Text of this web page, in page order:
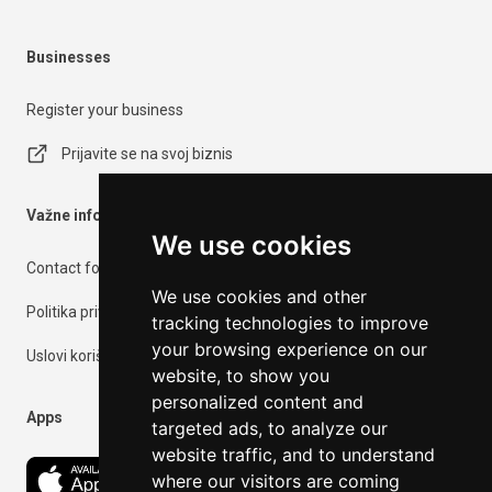
We use cookies
We use cookies and other
tracking technologies to improve
your browsing experience on our
website, to show you
personalized content and
targeted ads, to analyze our
website traffic, and to understand
where our visitors are coming
Businesses
Register your business
Prijavite se na svoj biznis
Važne informacije
Contact form
Politika privatnosti
Uslovi korišćenja
Apps